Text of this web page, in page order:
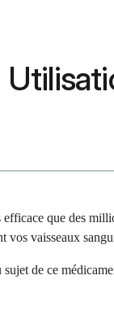
que des
vaisseaux
de ce